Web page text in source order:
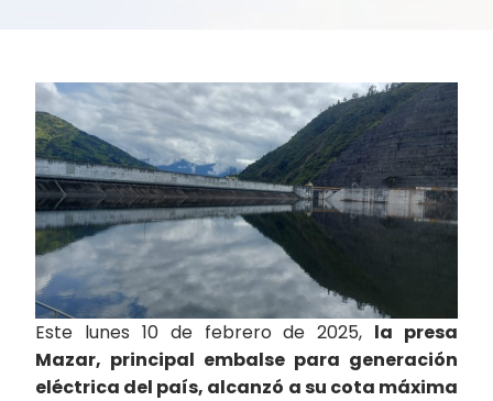
Este lunes 10 de febrero de 2025, la presa
Mazar, principal embalse para generación
eléctrica del país, alcanzó a su cota máxima